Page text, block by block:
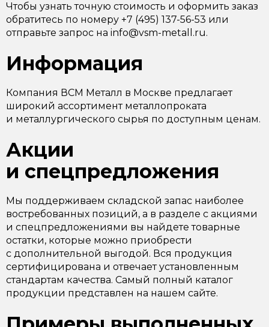
Чтобы узнать точную стоимость и оформить заказ
обратитесь по номеру +7 (495) 137-56-53 или
отправьте запрос на info@vsm-metall.ru.
Информация
Компания ВСМ Металл в Москве предлагает
широкий ассортимент металлопроката
и металлургического сырья по доступным ценам.
Акции
и спецпредложения
Мы поддерживаем складской запас наиболее
востребованных позиций, а в разделе с акциями
и спецпредложениями вы найдете товарные
остатки, которые можно приобрести
с дополнительной выгодой. Вся продукция
сертифицирована и отвечает установленным
стандартам качества. Самый полный каталог
продукции представлен на нашем сайте.